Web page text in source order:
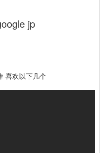
jp
喜欢以下几个